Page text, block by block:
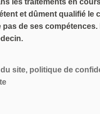
les traitements en
et dûment qualifié le
pas de ses
site, politique de